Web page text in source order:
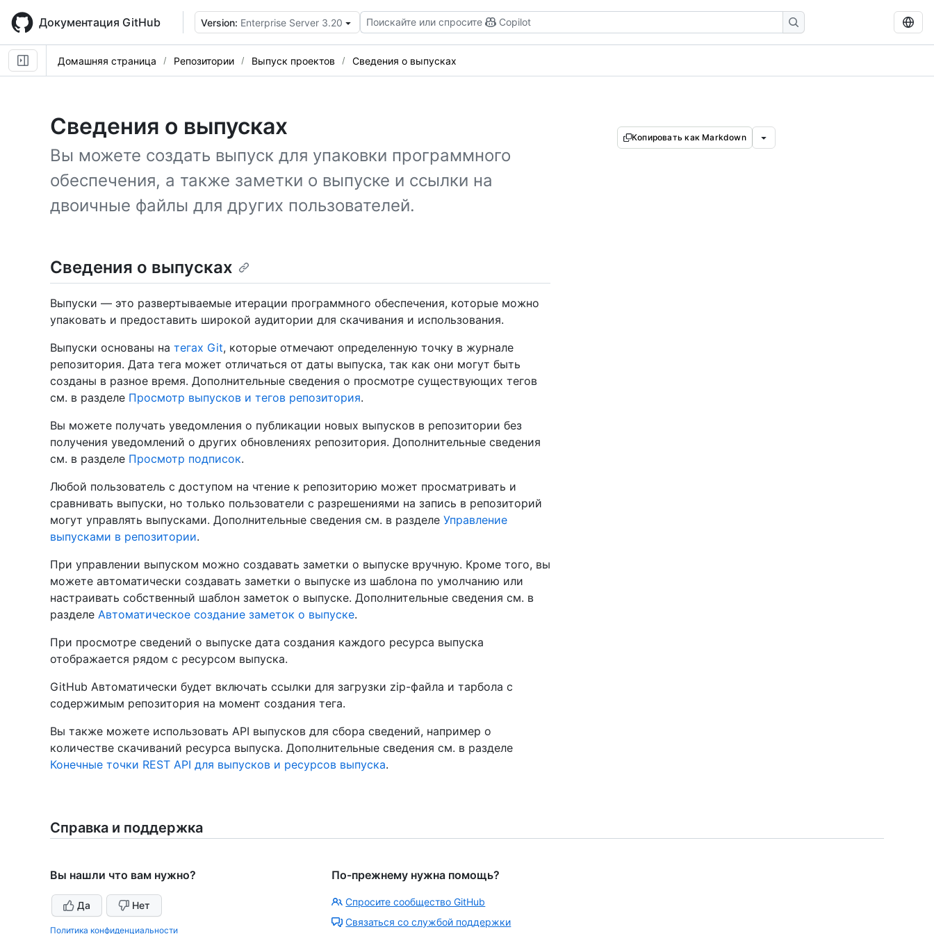
main
content
Документация GitHub Version: Enterprise Server 3.20 Поискайте или спросите Copilot
Домашняя страница Репозитории Выпуск проектов Сведения о выпусках
Сведения о выпусках
Вы можете создать выпуск для упаковки программного
обеспечения, а также заметки о выпуске и ссылки на
двоичные файлы для других пользователей.
Копировать как Markdown
Сведения о выпусках
Выпуски — это развертываемые итерации программного обеспечения, которые можно
упаковать и предоставить широкой аудитории для скачивания и использования.
Выпуски основаны на тегах Git, которые отмечают определенную точку в журнале
репозитория. Дата тега может отличаться от даты выпуска, так как они могут быть
созданы в разное время. Дополнительные сведения о просмотре существующих тегов
см. в разделе Просмотр выпусков и тегов репозитория.
Вы можете получать уведомления о публикации новых выпусков в репозитории без
получения уведомлений о других обновлениях репозитория. Дополнительные сведения
см. в разделе Просмотр подписок.
Любой пользователь с доступом на чтение к репозиторию может просматривать и
сравнивать выпуски, но только пользователи с разрешениями на запись в репозиторий
могут управлять выпусками. Дополнительные сведения см. в разделе Управление
выпусками в репозитории.
При управлении выпуском можно создавать заметки о выпуске вручную. Кроме того, вы
можете автоматически создавать заметки о выпуске из шаблона по умолчанию или
настраивать собственный шаблон заметок о выпуске. Дополнительные сведения см. в
разделе Автоматическое создание заметок о выпуске.
При просмотре сведений о выпуске дата создания каждого ресурса выпуска
отображается рядом с ресурсом выпуска.
GitHub Автоматически будет включать ссылки для загрузки zip-файла и тарбола с
содержимым репозитория на момент создания тега.
Вы также можете использовать API выпусков для сбора сведений, например о
количестве скачиваний ресурса выпуска. Дополнительные сведения см. в разделе
Конечные точки REST API для выпусков и ресурсов выпуска.
Справка и поддержка
Вы нашли что вам нужно?
Да Нет
Политика конфиденциальности
По-прежнему нужна помощь?
Спросите сообщество GitHub
Связаться со службой поддержки